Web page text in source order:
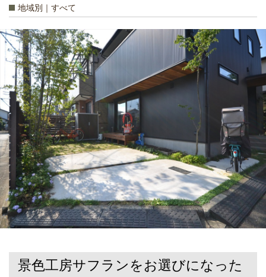
地域別｜すべて
景色工房サフランをお選びになった